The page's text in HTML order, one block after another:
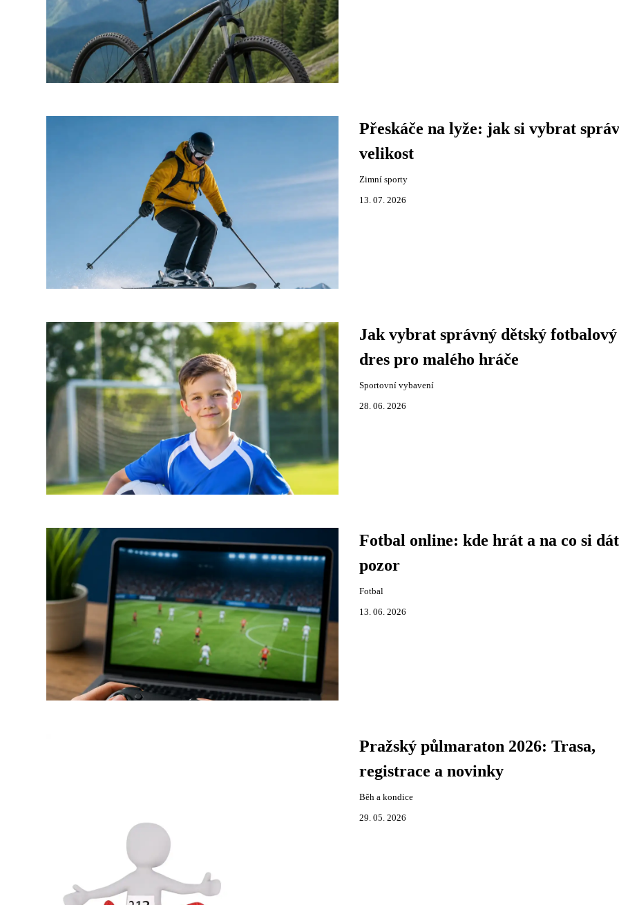
Přeskáče na lyže: jak si vybrat
velikost
Zimní sporty
13. 07. 2026
Jak vybrat správný dětský fotbalový
dres pro malého hráče
Sportovní vybavení
28. 06. 2026
Fotbal online: kde hrát a na co si dát
pozor
Fotbal
13. 06. 2026
Pražský půlmaraton 2026: Trasa,
registrace a novinky
Běh a kondice
29. 05. 2026